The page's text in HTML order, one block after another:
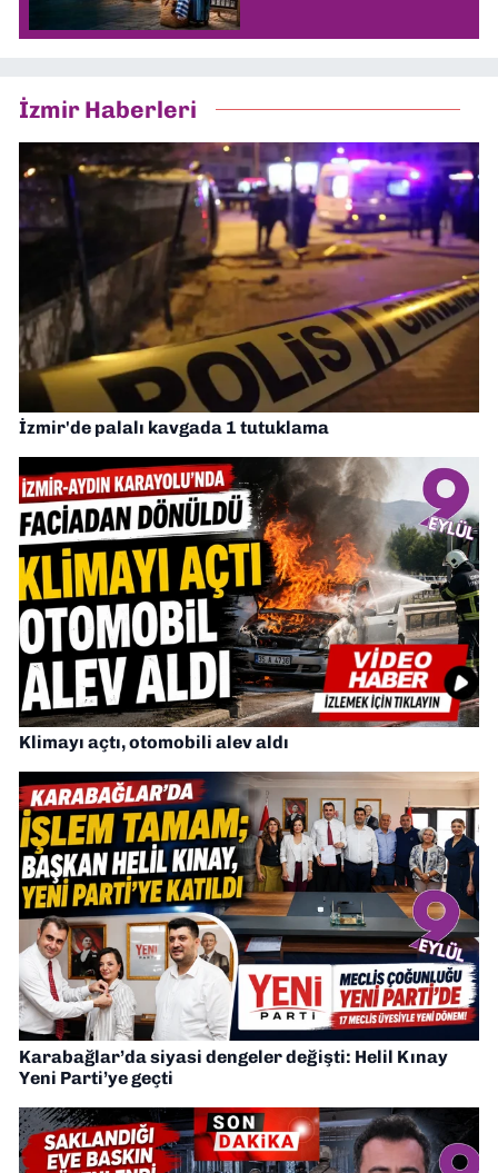
İzmir Haberleri
İzmir'de palalı kavgada 1 tutuklama
Klimayı açtı, otomobili alev aldı
Karabağlar’da siyasi dengeler değişti: Helil Kınay
Yeni Parti’ye geçti